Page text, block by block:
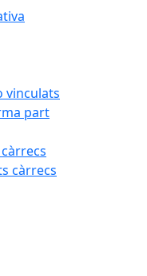
vinculats
part
càrrecs